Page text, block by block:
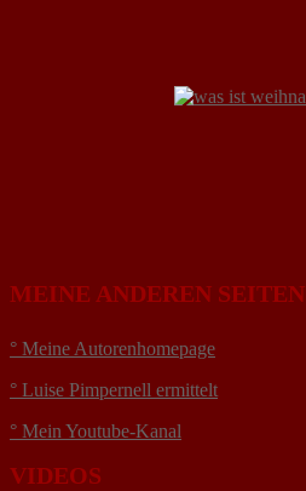
MEINE ANDEREN SEITEN
° Meine Autorenhomepage
° Luise Pimpernell ermittelt
° Mein Youtube-Kanal
VIDEOS